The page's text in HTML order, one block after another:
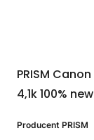
PRISM
4,1k 100% new
Producent PRISM